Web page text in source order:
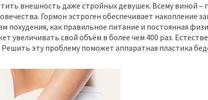
внешность даже стройных девушек. Всему виной –
Гормон эстроген обеспечивает накопление
похудения, как правильное питание и постоянная
увеличивать свой объём в более чем 400 раз.
Решить эту проблему поможет аппаратная пластика